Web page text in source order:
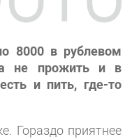
8000 в рублевом
не прожить и в
и пить, где-то
Гораздо приятнее